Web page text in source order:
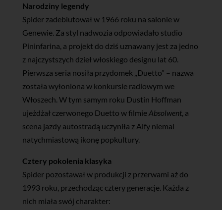
Narodziny legendy
Spider zadebiutował w 1966 roku na salonie w
Genewie. Za styl nadwozia odpowiadało studio
Pininfarina, a projekt do dziś uznawany jest za jedno
z najczystszych dzieł włoskiego designu lat 60.
Pierwsza seria nosiła przydomek „Duetto” – nazwa
została wyłoniona w konkursie radiowym we
Włoszech. W tym samym roku Dustin Hoffman
ujeżdżał czerwonego Duetto w filmie Absolwent, a
scena jazdy autostradą uczyniła z Alfy niemal
natychmiastową ikonę popkultury.
Cztery pokolenia klasyka
Spider pozostawał w produkcji z przerwami aż do
1993 roku, przechodząc cztery generacje. Każda z
nich miała swój charakter: